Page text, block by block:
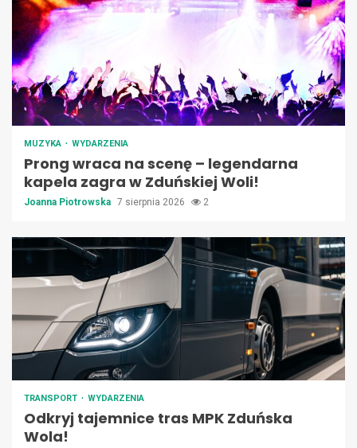
MUZYKA WYDARZENIA
Prong wraca na scenę – legendarna
kapela zagra w Zduńskiej Woli!
Joanna Piotrowska 7 sierpnia 2026 2
TRANSPORT WYDARZENIA
Odkryj tajemnice tras MPK Zduńska
Wola!